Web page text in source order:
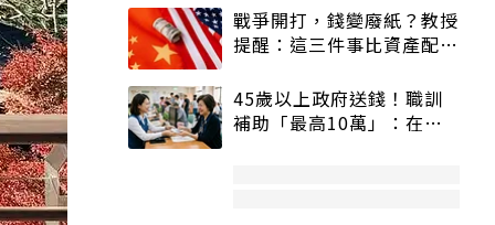
戰爭開打，錢變廢紙？教授
提醒：這三件事比資產配置
45歲以上政府送錢！職訓
補助「最高10萬」：在